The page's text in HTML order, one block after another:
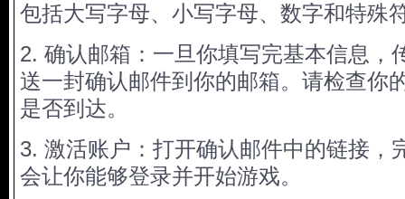
包括大写字母、小写字母、数字和特殊
2. 确认邮箱：一旦你填写完基本信息，
送一封确认邮件到你的邮箱。请检查你
是否到达。
3. 激活账户：打开确认邮件中的链接，
会让你能够登录并开始游戏。